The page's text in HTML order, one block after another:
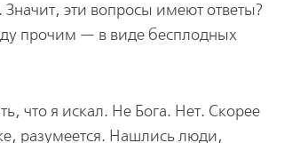
эти вопросы имеют ответы?
прочим — в виде бесплодных
что я искал. Не Бога. Нет. Скорее
разумеется. Нашлись люди,